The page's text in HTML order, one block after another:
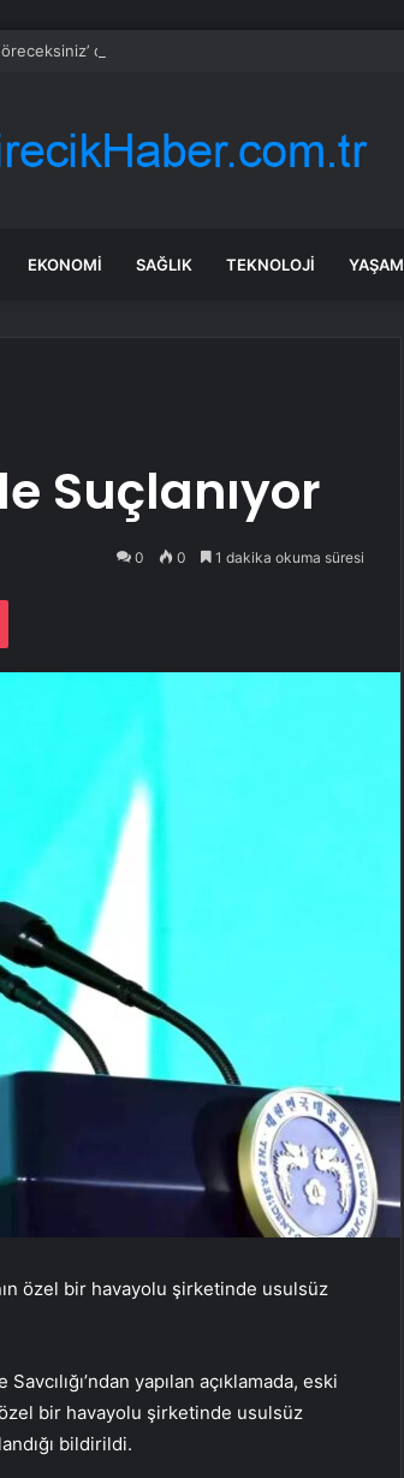
diyerek duyurdu: Büyükşehir sürprizi
EKONOMI SAĞLIK TEKNOLOJI YAŞAM
Suçlanıyor
0 0 1 dakika okuma süresi
Pocket
özel bir havayolu şirketinde usulsüz
yapılan açıklamada, eski
özel bir havayolu şirketinde usulsüz
bildirildi.